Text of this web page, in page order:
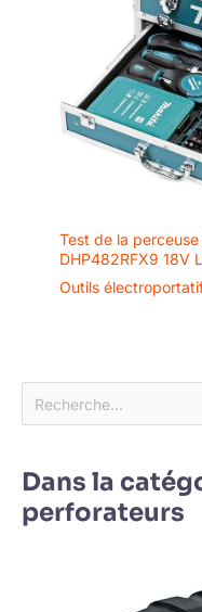
Test de la
DHP482RFX9 18V
Outils
Dans la
perforateurs